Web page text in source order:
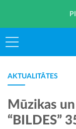
AKTUALITĀTES
Mūzikas
“BILDES”